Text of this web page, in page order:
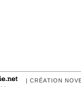
| CRÉATION